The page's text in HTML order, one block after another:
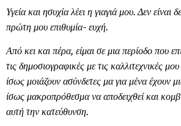
Υγεία και ησυχία λέει η γιαγιά μου. Δεν είναι
πρώτη μου επιθυμία- ευχή.
Από κει και πέρα, είμαι σε μια περίοδο που
τις δημοσιογραφικές με τις καλλιτεχνικές
ίσως μοιάζουν ασύνδετες μα για μένα έχουν
ίσως μακροπρόθεσμα να αποδειχθεί και
αυτή την κατεύθυνση.